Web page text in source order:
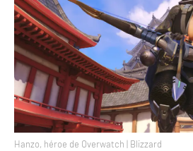
Hanzo, héroe de Overwatch | Blizzard